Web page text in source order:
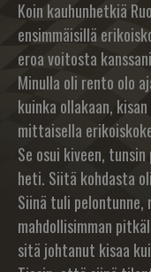
Koin kauhunhetkiä
ensimmäisillä
eroa voitosta
Minulla oli rento olo
kuinka ollakaan,
mittaisella
Se osui kiveen,
heti. Siitä kohdasta
Siinä tuli
mahdollisimman
sitä johtanut kisaa